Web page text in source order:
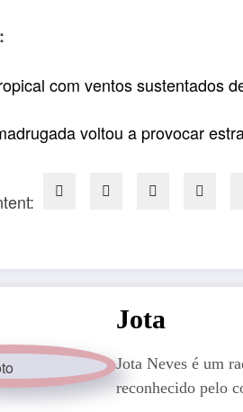
com ventos sustentados
voltou a provocar
Jota
Jota Neves é um
reconhecido pelo